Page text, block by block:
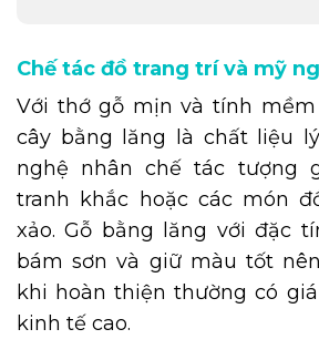
Chế tác đồ trang trí và mỹ
Với thớ gỗ mịn và tính
cây bằng lăng là chất liệu
nghệ nhân chế tác tượng
tranh khắc hoặc các món
xảo. Gỗ bằng lăng với đặc
bám sơn và giữ màu tốt
khi hoàn thiện thường có
kinh tế cao.